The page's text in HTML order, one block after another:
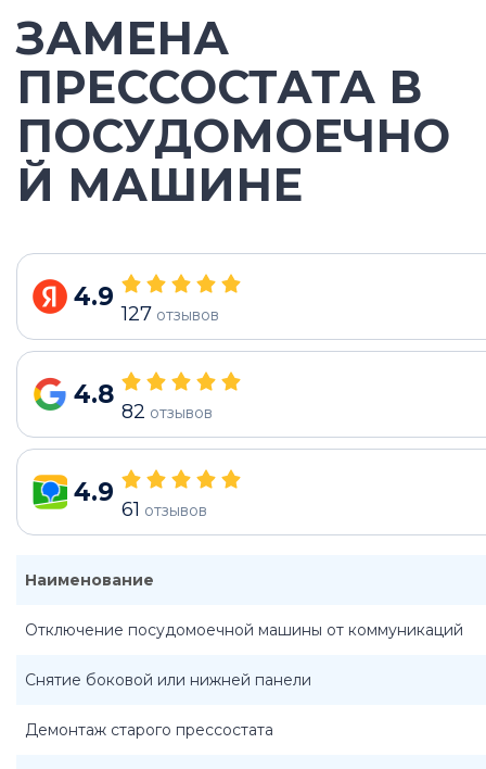
ЗАМЕНА
ПРЕССОСТАТА В
ПОСУДОМОЕЧНО
Й МАШИНЕ
4.9
127 отзывов
4.8
82 отзывов
4.9
61 отзывов
Наименование
Отключение посудомоечной машины от коммуникаций
Снятие боковой или нижней панели
Демонтаж старого прессостата